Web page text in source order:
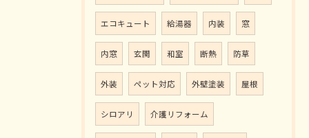
エコキュート 給湯器 内装 窓
内窓 玄関 和室 断熱 防草
外装 ペット対応 外壁塗装 屋根
シロアリ 介護リフォーム